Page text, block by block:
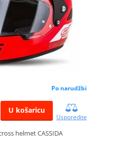
Po narudžbi
U košaricu
Usporedite
helmet CASSIDA